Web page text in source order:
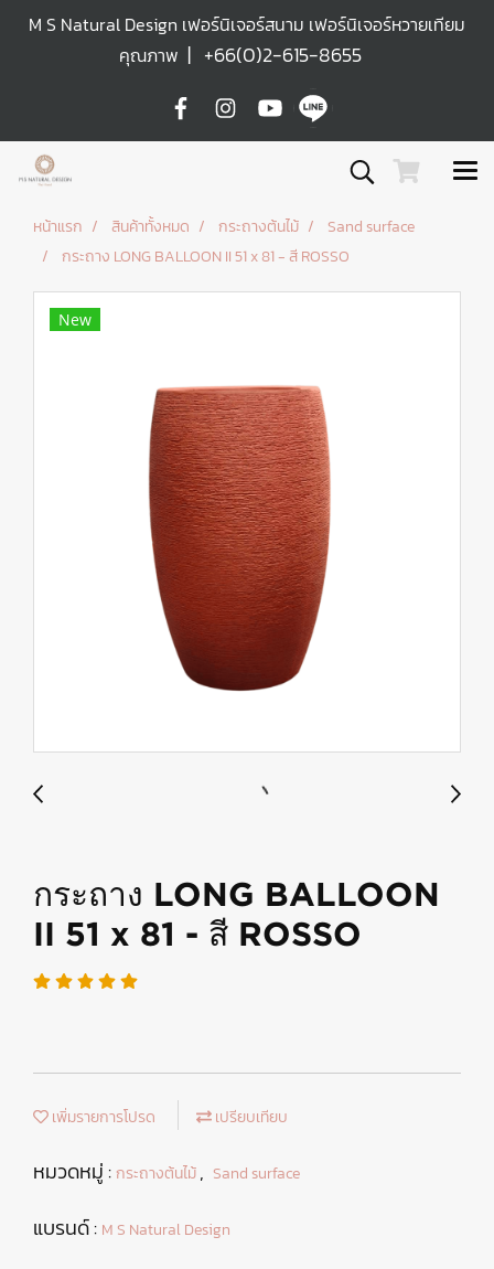
M S Natural Design เฟอร์นิเจอร์สนาม เฟอร์นิเจอร์หวายเทียม
คุณภาพ | +66(0)2-615-8655
หน้าแรก สินค้าทั้งหมด กระถางต้นไม้
Sand surface
กระถาง LONG BALLOON II 51 x 81 - สี ROSSO
New
กระถาง LONG BALLOON
II 51 x 81 - สี ROSSO
เพิ่มรายการโปรด เปรียบเทียบ
หมวดหมู่ :กระถางต้นไม้, Sand surface
แบรนด์ : M S Natural Design